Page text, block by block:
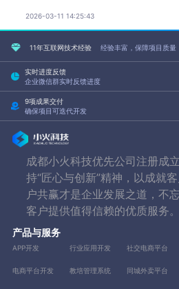
2026-03-11 14:25:43
11年互联网技术经验 经验丰富，保障项目质量
实时进度反馈
企业微信群实时反馈进度
9项成果交付
确保项目可迭代开发
成都小火科技优先公司注册成
持“匠心与创新”精神，以成就
户共赢才是企业发展之道，不
客户提供值得信赖的优质服务。
产品与服务
APP开发 行业应用开发 社交电商平台
电商平台开发 教培管理系统 同城外卖平台